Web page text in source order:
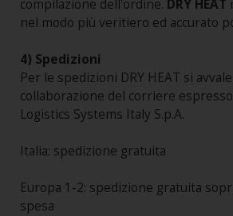
compilazione dell'ordine. DRY HEAT
nel modo più veritiero ed accurato
4) Spedizioni
Per le spedizioni DRY HEAT si
collaborazione del corriere
Logistics Systems Italy S.p.A.
Italia: spedizione gratuita
Europa 1-2: spedizione gratuita
spesa